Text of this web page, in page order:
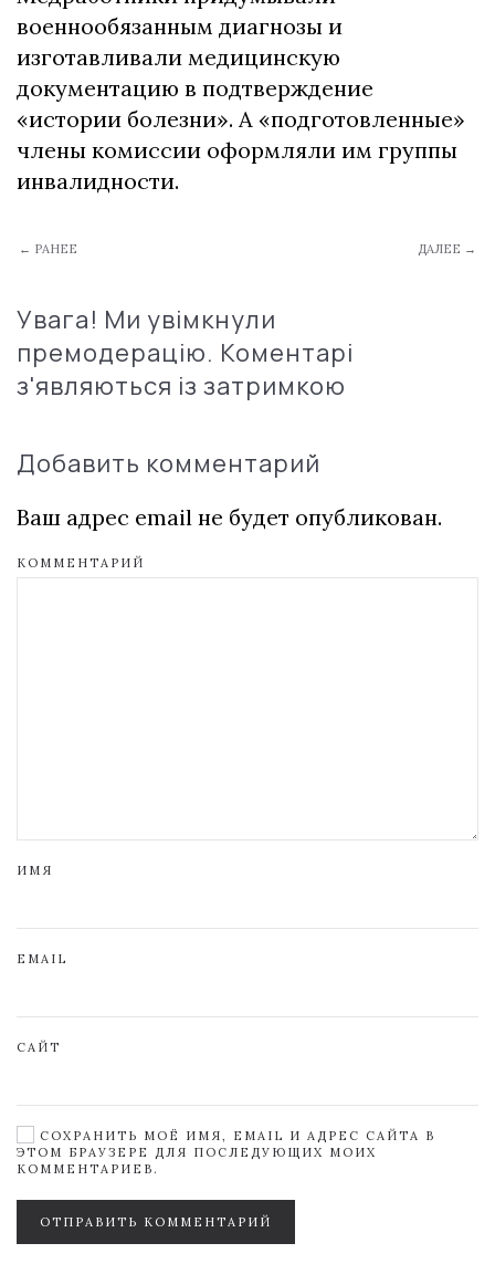
военнообязанным диагнозы и
изготавливали медицинскую
документацию в подтверждение
«истории болезни». А «подготовленные»
члены комиссии оформляли им группы
инвалидности.
← РАНЕЕ ДАЛЕЕ →
Увага! Ми увімкнули
премодерацію. Коментарі
з'являються із затримкою
Добавить комментарий
Ваш адрес email не будет опубликован.
КОММЕНТАРИЙ
ИМЯ
EMAIL
САЙТ
СОХРАНИТЬ МОЁ ИМЯ, EMAIL И АДРЕС САЙТА В
ЭТОМ БРАУЗЕРЕ ДЛЯ ПОСЛЕДУЮЩИХ МОИХ
КОММЕНТАРИЕВ.
ОТПРАВИТЬ КОММЕНТАРИЙ